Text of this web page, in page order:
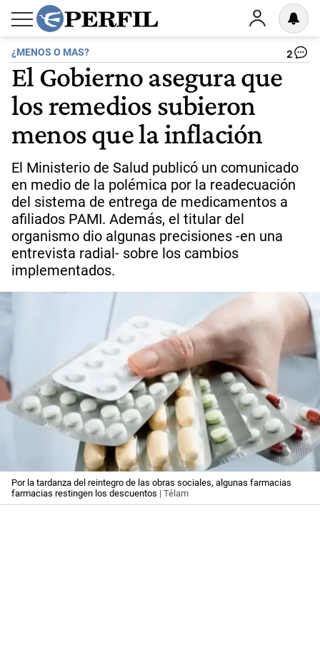
¿MENOS O MAS? 2
El Gobierno asegura que
los remedios subieron
menos que la inflación
El Ministerio de Salud publicó un comunicado
en medio de la polémica por la readecuación
del sistema de entrega de medicamentos a
afiliados PAMI. Además, el titular del
organismo dio algunas precisiones -en una
entrevista radial- sobre los cambios
implementados.
Por la tardanza del reintegro de las obras sociales, algunas farmacias
farmacias restingen los descuentos | Télam